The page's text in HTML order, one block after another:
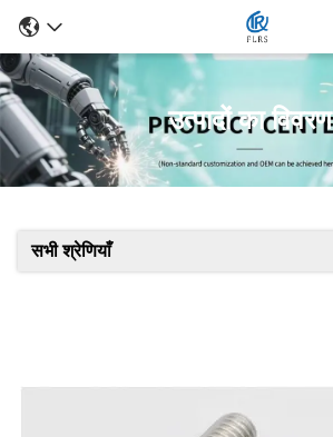
उत्पादों का विवरण
सभी श्रेणियाँ